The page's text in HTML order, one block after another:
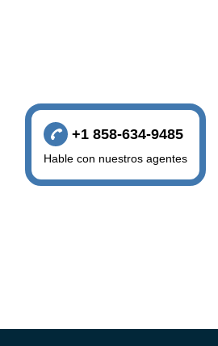
+1 858-634-9485
Hable con nuestros agentes